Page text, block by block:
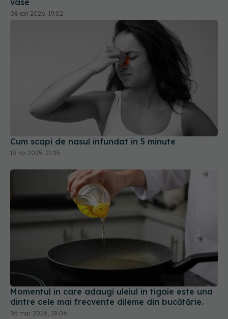
Cum scapi de nasul înfundat în 5 minute
13 noi 2025, 21:25
Momentul în care adaugi uleiul în tigaie este una
dintre cele mai frecvente dileme din bucătărie.
05 mar 2026, 18:06